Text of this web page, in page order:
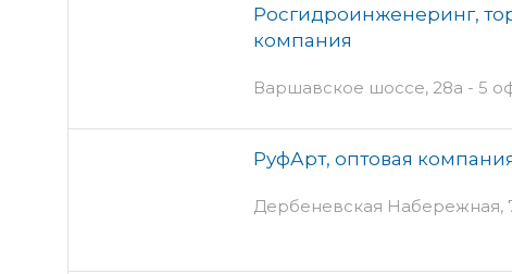
Росгидроинженеринг,
компания
Варшавское шоссе, 28а - 5
РуфАрт, оптовая
Дербеневская Набережная, 7